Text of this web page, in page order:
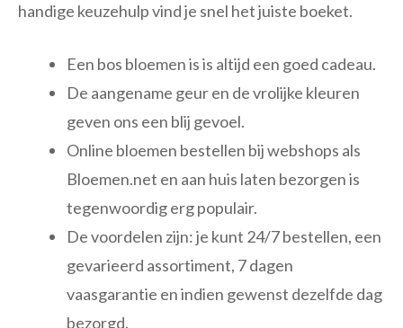
handige keuzehulp vind je snel het juiste boeket.
Een bos bloemen is is altijd een goed cadeau.
De aangename geur en de vrolijke kleuren
geven ons een blij gevoel.
Online bloemen bestellen bij webshops als
Bloemen.net en aan huis laten bezorgen is
tegenwoordig erg populair.
De voordelen zijn: je kunt 24/7 bestellen, een
gevarieerd assortiment, 7 dagen
vaasgarantie en indien gewenst dezelfde dag
bezorgd.